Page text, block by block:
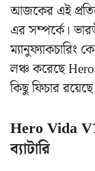
আজকের এই
এর সম্পর্কে।
ম্যানুফ্যাকচারিং
লঞ্চ করেছে Hero
কিছু ফিচার
Hero Vida
ব্যাটারি